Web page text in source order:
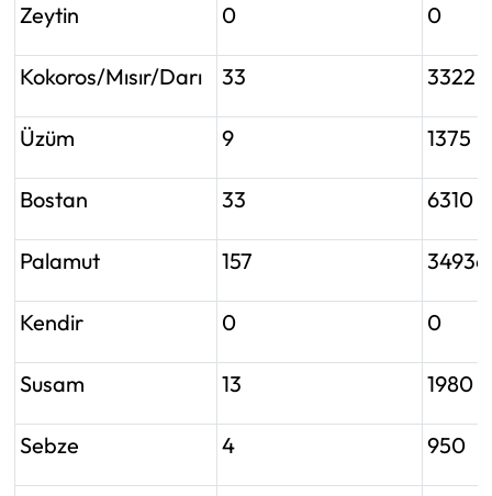
Zeytin 0 0
Kokoros/Mısır/Darı 33 3322
Üzüm 9 1375
Bostan 33 6310
Palamut 157
Kendir 0 0
Susam 13 1980
Sebze 4 950